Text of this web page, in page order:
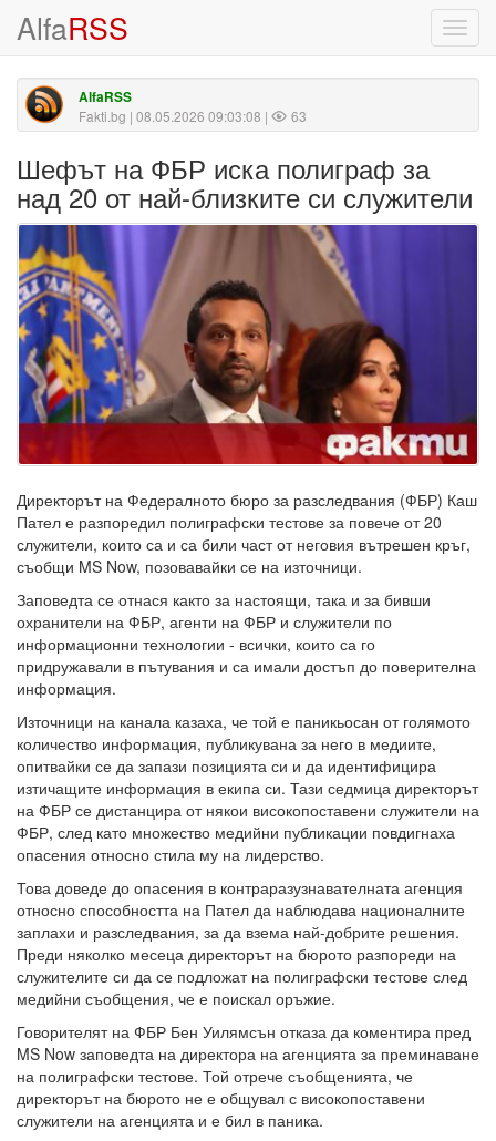
AlfaRSS
AlfaRSS
Fakti.bg | 08.05.2026 09:03:08 | 63
Шефът на ФБР иска полиграф за
над 20 от най-близките си служители
Директорът на Федералното бюро за разследвания (ФБР) Каш
Пател е разпоредил полиграфски тестове за повече от 20
служители, които са и са били част от неговия вътрешен кръг,
съобщи MS Now, позовавайки се на източници.
Заповедта се отнася както за настоящи, така и за бивши
охранители на ФБР, агенти на ФБР и служители по
информационни технологии - всички, които са го
придружавали в пътувания и са имали достъп до поверителна
информация.
Източници на канала казаха, че той е паникьосан от голямото
количество информация, публикувана за него в медиите,
опитвайки се да запази позицията си и да идентифицира
изтичащите информация в екипа си. Тази седмица директорът
на ФБР се дистанцира от някои високопоставени служители на
ФБР, след като множество медийни публикации повдигнаха
опасения относно стила му на лидерство.
Това доведе до опасения в контраразузнавателната агенция
относно способността на Пател да наблюдава националните
заплахи и разследвания, за да взема най-добрите решения.
Преди няколко месеца директорът на бюрото разпореди на
служителите си да се подложат на полиграфски тестове след
медийни съобщения, че е поискал оръжие.
Говорителят на ФБР Бен Уилямсън отказа да коментира пред
MS Now заповедта на директора на агенцията за преминаване
на полиграфски тестове. Той отрече съобщенията, че
директорът на бюрото не е общувал с високопоставени
служители на агенцията и е бил в паника.